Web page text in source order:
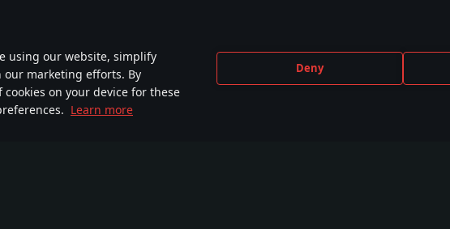
using our website, simplify
our marketing efforts. By
on your device for these
Learn more
Deny